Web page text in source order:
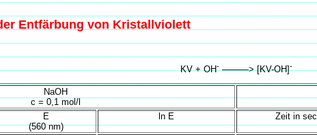
Entfärbung von Kristallviolett
KV + OH-———> [KV-OH]-
NaOH
c = 0,1 mol/l
E
(560 nm)
ln E Zeit in sec